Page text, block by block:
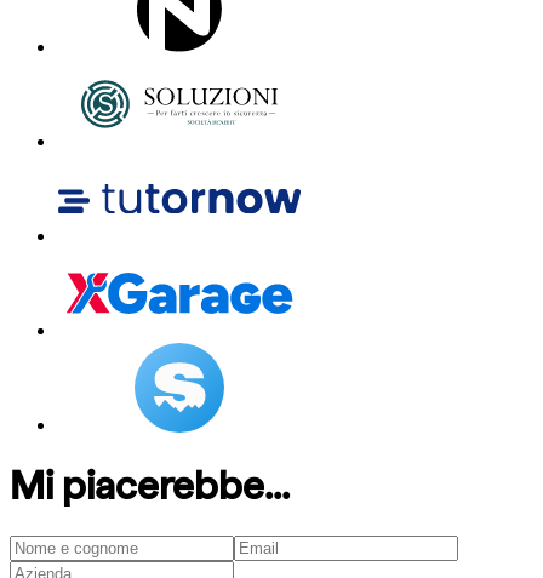
Mi piacerebbe...